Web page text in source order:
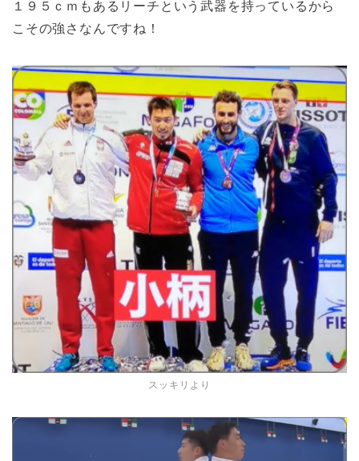
１９５ｃｍもあるリーチという武器を持っているから
こその強さなんですね！
スッキリより